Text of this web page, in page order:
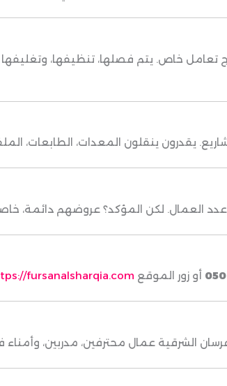
تعامل خاص. يتم فصلها، تنظيفها،
يقدرون ينقلون المعدات، الطابعات،
العمال. لكن المؤكد؟ عروضهم دائمة،
أو زور الموقع fursanalsharqia.com
الشرقية عمال محترفين، مدربين،